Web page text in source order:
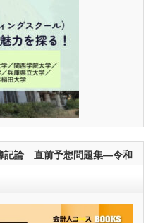
記論 直前予想問題集―令和